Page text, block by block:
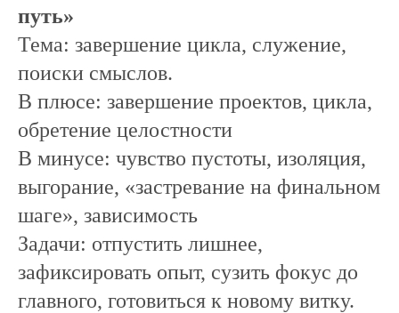
путь»
Тема: завершение цикла, служение,
поиски смыслов.
В плюсе: завершение проектов, цикла,
обретение целостности
В минусе: чувство пустоты, изоляция,
выгорание, «застревание на финальном
шаге», зависимость
Задачи: отпустить лишнее,
зафиксировать опыт, сузить фокус до
главного, готовиться к новому витку.